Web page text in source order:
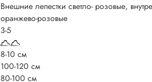
Внешние лепестки светло- розовые,
оранжево-розовые
3-5
8-10 см
100-120 см
80-100 см